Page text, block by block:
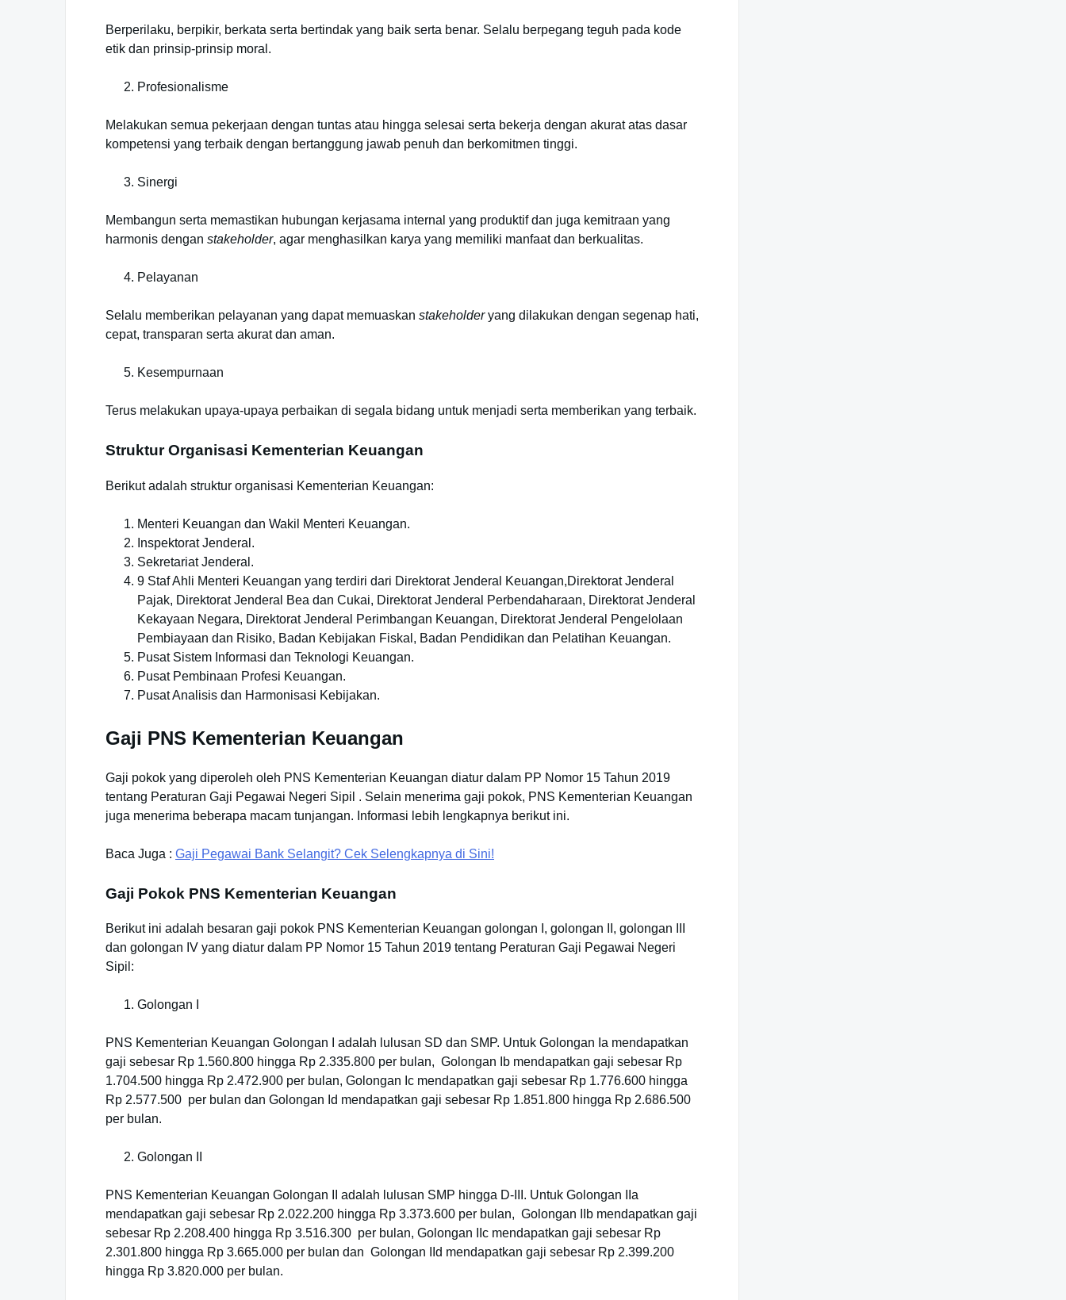
Berperilaku, berpikir, berkata serta bertindak yang baik serta benar. Selalu berpegang teguh pada kode
etik dan prinsip-prinsip moral.
Profesionalisme
Melakukan semua pekerjaan dengan tuntas atau hingga selesai serta bekerja dengan akurat atas dasar
kompetensi yang terbaik dengan bertanggung jawab penuh dan berkomitmen tinggi.
Sinergi
Membangun serta memastikan hubungan kerjasama internal yang produktif dan juga kemitraan yang
harmonis dengan stakeholder, agar menghasilkan karya yang memiliki manfaat dan berkualitas.
Pelayanan
Selalu memberikan pelayanan yang dapat memuaskan stakeholderyang dilakukan dengan segenap hati,
cepat, transparan serta akurat dan aman.
Kesempurnaan
Terus melakukan upaya-upaya perbaikan di segala bidang untuk menjadi serta memberikan yang terbaik.
Struktur Organisasi Kementerian Keuangan
Berikut adalah struktur organisasi Kementerian Keuangan:
Menteri Keuangan dan Wakil Menteri Keuangan.
Inspektorat Jenderal.
Sekretariat Jenderal.
9 Staf Ahli Menteri Keuangan yang terdiri dari Direktorat Jenderal Keuangan,Direktorat Jenderal
Pajak, Direktorat Jenderal Bea dan Cukai, Direktorat Jenderal Perbendaharaan, Direktorat Jenderal
Kekayaan Negara, Direktorat Jenderal Perimbangan Keuangan, Direktorat Jenderal Pengelolaan
Pembiayaan dan Risiko, Badan Kebijakan Fiskal, Badan Pendidikan dan Pelatihan Keuangan.
Pusat Sistem Informasi dan Teknologi Keuangan.
Pusat Pembinaan Profesi Keuangan.
Pusat Analisis dan Harmonisasi Kebijakan.
Gaji PNS Kementerian Keuangan
Gaji pokok yang diperoleh oleh PNS Kementerian Keuangan diatur dalam PP Nomor 15 Tahun 2019
tentang Peraturan Gaji Pegawai Negeri Sipil . Selain menerima gaji pokok, PNS Kementerian Keuangan
juga menerima beberapa macam tunjangan. Informasi lebih lengkapnya berikut ini.
Baca Juga : Gaji Pegawai Bank Selangit? Cek Selengkapnya di Sini!
Gaji Pokok PNS Kementerian Keuangan
Berikut ini adalah besaran gaji pokok PNS Kementerian Keuangan golongan I, golongan II, golongan III
dan golongan IV yang diatur dalam PP Nomor 15 Tahun 2019 tentang Peraturan Gaji Pegawai Negeri
Sipil:
Golongan I
PNS Kementerian Keuangan Golongan I adalah lulusan SD dan SMP. Untuk Golongan Ia mendapatkan
gaji sebesar Rp 1.560.800 hingga Rp 2.335.800 per bulan, Golongan Ib mendapatkan gaji sebesar Rp
1.704.500 hingga Rp 2.472.900 per bulan, Golongan Ic mendapatkan gaji sebesar Rp 1.776.600 hingga
Rp 2.577.500 per bulan dan Golongan Id mendapatkan gaji sebesar Rp 1.851.800 hingga Rp 2.686.500
per bulan.
Golongan II
PNS Kementerian Keuangan Golongan II adalah lulusan SMP hingga D-III. Untuk Golongan IIa
mendapatkan gaji sebesar Rp 2.022.200 hingga Rp 3.373.600 per bulan, Golongan IIb mendapatkan gaji
sebesar Rp 2.208.400 hingga Rp 3.516.300 per bulan, Golongan IIc mendapatkan gaji sebesar Rp
2.301.800 hingga Rp 3.665.000 per bulan dan Golongan IId mendapatkan gaji sebesar Rp 2.399.200
hingga Rp 3.820.000 per bulan.